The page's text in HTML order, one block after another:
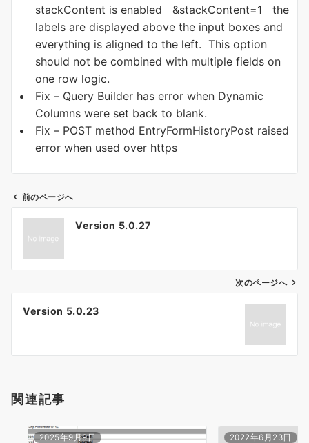
stackContent is enabled &stackContent=1 the
labels are displayed above the input boxes and
everything is aligned to the left. This option
should not be combined with multiple fields on
one row logic.
Fix – Query Builder has error when Dynamic
Columns were set back to blank.
Fix – POST method EntryFormHistoryPost raised
error when used over https
ン
前のページへ
Version 5.0.27
次のページへ
Version 5.0.23
関連記事
2025年9月9日 2022年6月23日